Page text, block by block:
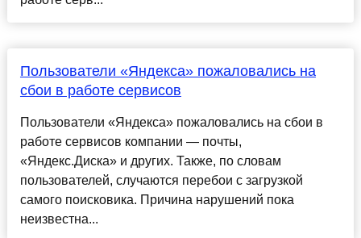
Пользователи «Яндекса» пожаловались на
сбои в работе сервисов
Пользователи «Яндекса» пожаловались на сбои в
работе сервисов компании — почты,
«Яндекс.Диска» и других. Также, по словам
пользователей, случаются перебои с загрузкой
самого поисковика. Причина нарушений пока
неизвестна...